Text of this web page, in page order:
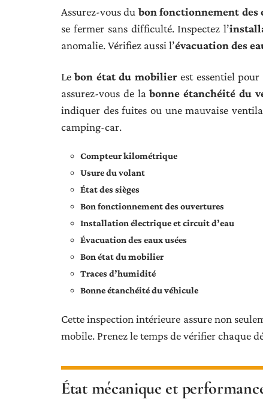
Assurez-vous du bon fonctionnement des
se fermer sans difficulté. Inspectez l’
anomalie. Vérifiez aussi l’évacuation des
Lebon état du mobilierest essentiel
assurez-vous de labonne étanchéité du
indiquer des fuites ou une mauvaise
camping-car.
Compteur kilométrique
Usure du volant
État des sièges
Bon fonctionnement des ouvertures
Installation électrique et circuit d’eau
Évacuation des eaux usées
Bon état du mobilier
Traces d’humidité
Bonne étanchéité du véhicule
Cette inspection intérieure assure non
mobile. Prenez le temps de vérifier chaque
État mécanique et